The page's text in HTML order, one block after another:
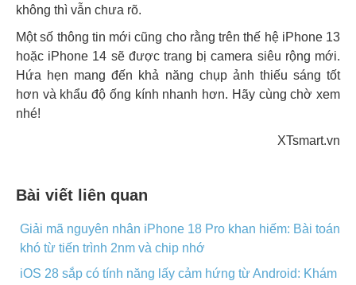
không thì vẫn chưa rõ.
Một số thông tin mới cũng cho rằng trên thế hệ iPhone 13
hoặc iPhone 14 sẽ được trang bị camera siêu rộng mới.
Hứa hẹn mang đến khả năng chụp ảnh thiếu sáng tốt
hơn và khẩu độ ống kính nhanh hơn. Hãy cùng chờ xem
nhé!
XTsmart.vn
Bài viết liên quan
Giải mã nguyên nhân iPhone 18 Pro khan hiếm: Bài toán
khó từ tiến trình 2nm và chip nhớ
iOS 28 sắp có tính năng lấy cảm hứng từ Android: Khám